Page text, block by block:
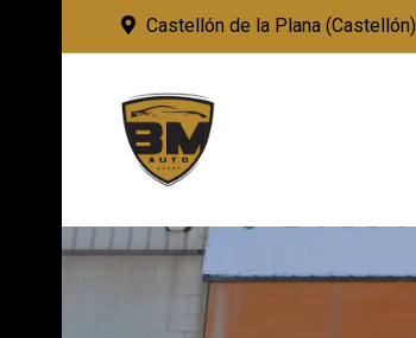
Castellón de la Plana (Castellón)